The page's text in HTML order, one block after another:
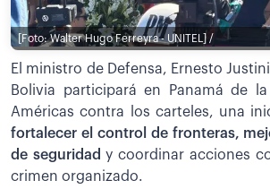
[Foto: Walter Hugo Ferreyra - UNITEL] /
El ministro de Defensa, Ernesto
Bolivia participará en Panamá de
Américas contra los carteles, una
fortalecer el control de fronteras,
de seguridady coordinar acciones
crimen organizado.